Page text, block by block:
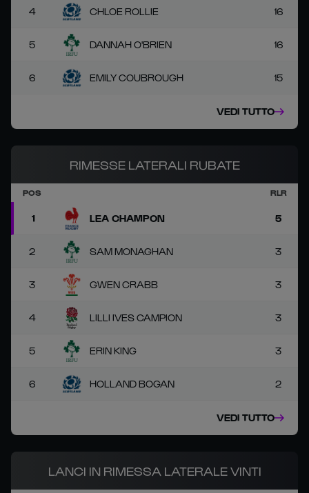
4 CHLOE ROLLIE 16
5 DANNAH O'BRIEN 16
6 EMILY COUBROUGH 15
VEDI TUTTO
RIMESSE LATERALI RUBATE
POS RLR
1 LEA CHAMPON 5
2 SAM MONAGHAN 3
3 GWEN CRABB 3
4 LILLI IVES CAMPION 3
5 ERIN KING 3
6 HOLLAND BOGAN 2
VEDI TUTTO
LANCI IN RIMESSA LATERALE VINTI